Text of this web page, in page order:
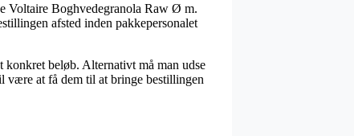
Voltaire Boghvedegranola Raw Ø m.
afsted inden pakkepersonalet
beløb. Alternativt må man udse
at få dem til at bringe bestillingen